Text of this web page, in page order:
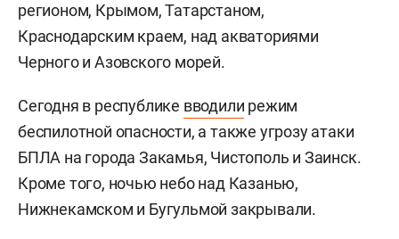
регионом, Крымом, Татарстаном,
Краснодарским краем, над акваториями
Черного и Азовского морей.
Сегодня в республике вводили режим
беспилотной опасности, а также угрозу атаки
БПЛА на города Закамья, Чистополь и Заинск.
Кроме того, ночью небо над Казанью,
Нижнекамском и Бугульмой закрывали.